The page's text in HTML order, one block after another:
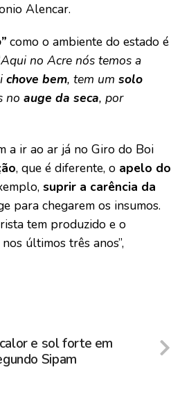
Alencar.
como o ambiente do estado é
Aqui no Acre nós temos a
chove bem, tem um solo
no auge da seca, por
a ir ao ar já no Giro do Boi
, que é diferente, o apelo do
suprir a carência da
para chegarem os insumos.
tem produzido e o
últimos três anos”,
e sol forte em
Sipam